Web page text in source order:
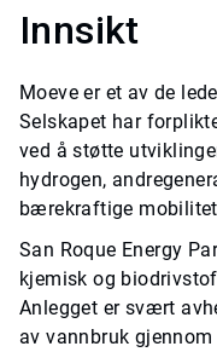
Innsikt
Moeve er et av de
Selskapet har
ved å støtte
hydrogen,
bærekraftige
San Roque Energy
kjemisk og
Anlegget er svært
av vannbruk